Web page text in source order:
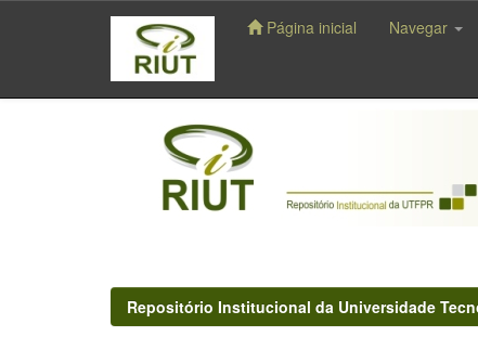
navigation
Página inicial Navegar
Repositório Institucional da Universidade